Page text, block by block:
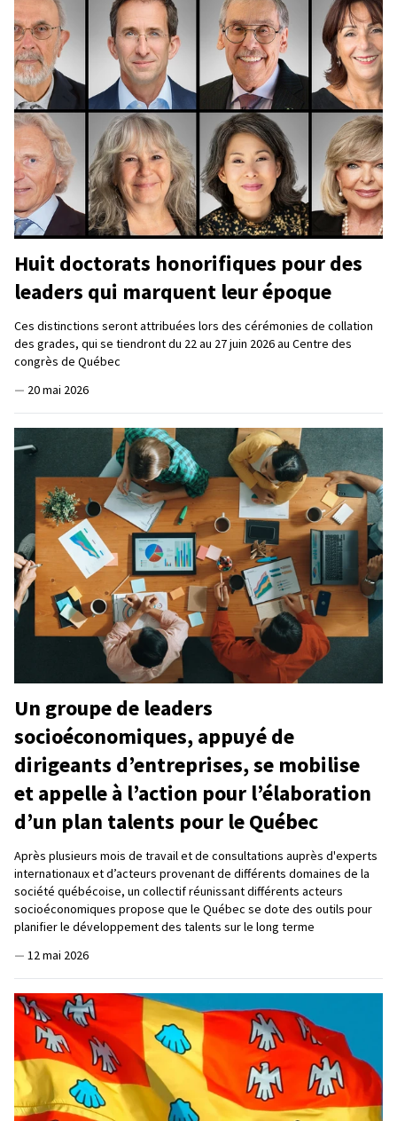
Huit doctorats honorifiques pour des
leaders qui marquent leur époque
Ces distinctions seront attribuées lors des cérémonies de collation
des grades, qui se tiendront du 22 au 27 juin 2026 au Centre des
congrès de Québec
— 20 mai 2026
Un groupe de leaders
socioéconomiques, appuyé de
dirigeants d’entreprises, se mobilise
et appelle à l’action pour l’élaboration
d’un plan talents pour le Québec
Après plusieurs mois de travail et de consultations auprès d'experts
internationaux et d’acteurs provenant de différents domaines de la
société québécoise, un collectif réunissant différents acteurs
socioéconomiques propose que le Québec se dote des outils pour
planifier le développement des talents sur le long terme
— 12 mai 2026